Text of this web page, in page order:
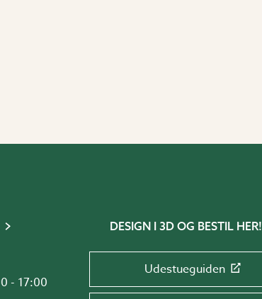
09:00 - 17:00
DESIGN I 3D OG BESTIL HER!
Udestueguiden